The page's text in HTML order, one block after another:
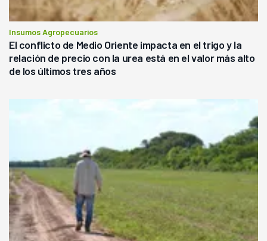
Insumos Agropecuarios
El conflicto de Medio Oriente impacta en el trigo y la
relación de precio con la urea está en el valor más alto
de los últimos tres años